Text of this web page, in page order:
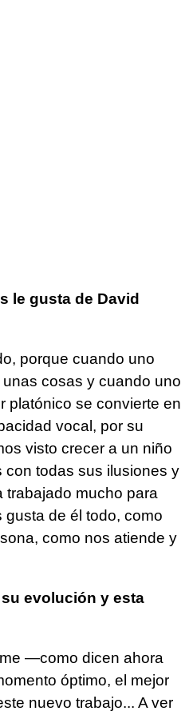
le gusta de David
porque cuando uno
cosas y cuando uno
platónico se convierte en
vocal, por su
visto crecer a un niño
con todas sus ilusiones y
mucho para
de él todo, como
como nos atiende y
evolución y esta
—como dicen ahora
óptimo, el mejor
nuevo trabajo... A ver